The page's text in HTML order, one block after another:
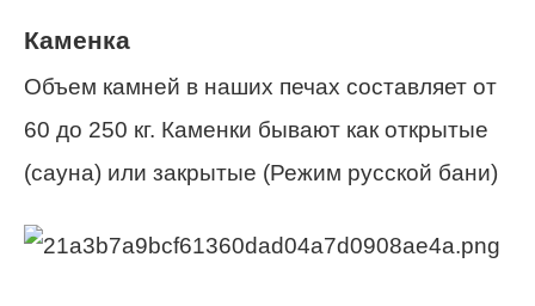
Каменка
Объем камней в наших печах составляет от
60 до 250 кг. Каменки бывают как открытые
(сауна) или закрытые (Режим русской бани)